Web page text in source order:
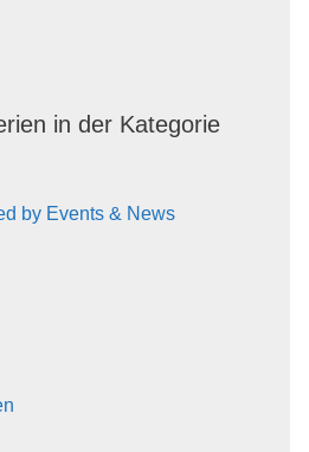
in der Kategorie
by Events & News